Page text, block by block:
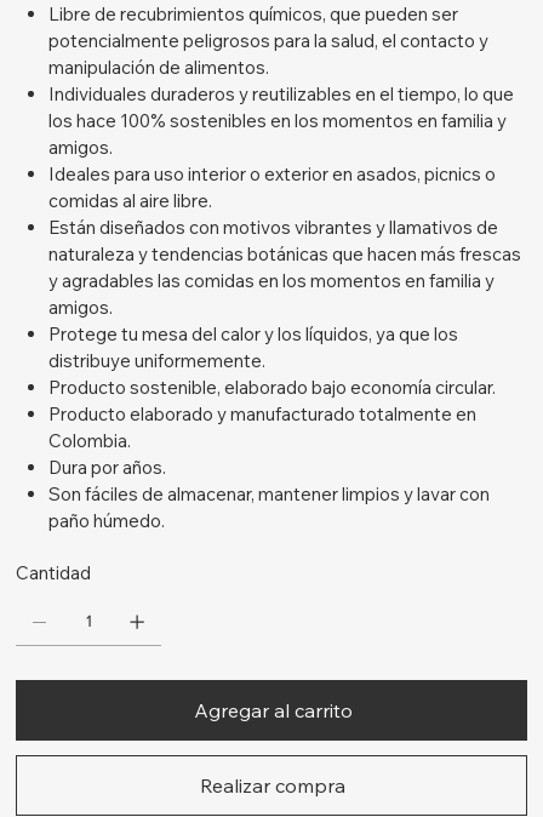
Libre de recubrimientos químicos, que pueden ser
potencialmente peligrosos para la salud, el contacto y
manipulación de alimentos.
Individuales duraderos y reutilizables en el tiempo, lo que
los hace 100% sostenibles en los momentos en familia y
amigos.
Ideales para uso interior o exterior en asados, picnics o
comidas al aire libre.
Están diseñados con motivos vibrantes y llamativos de
naturaleza y tendencias botánicas que hacen más frescas
y agradables las comidas en los momentos en familia y
amigos.
Protege tu mesa del calor y los líquidos, ya que los
distribuye uniformemente.
Producto sostenible, elaborado bajo economía circular.
Producto elaborado y manufacturado totalmente en
Colombia.
Dura por años.
Son fáciles de almacenar, mantener limpios y lavar con
paño húmedo.
Cantidad
Agregar al carrito
Realizar compra